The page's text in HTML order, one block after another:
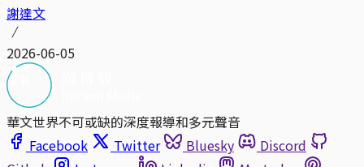
謝達文
2026-06-05
華文世界不可或缺的深度報導和多元聲音
Facebook
Twitter Bluesky
Discord